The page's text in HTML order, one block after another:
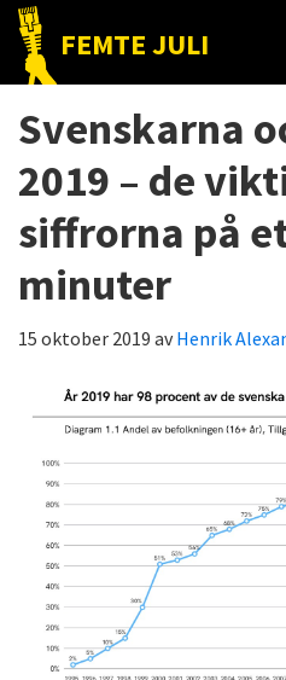
Hoppa
huvudnavigering
Hoppa
huvudinnehåll
Hoppa
det
primära
FEMTE JULI
Nätet
till
folket!
Svenskarna
2019 – de
siffrorna på
minuter
15 oktober 2019 avHenrik